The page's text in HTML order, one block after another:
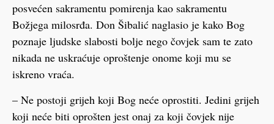
posvećen sakramentu pomirenja kao sakramentu
Božjega milosrđa. Don Šibalić naglasio je kako Bog
poznaje ljudske slabosti bolje nego čovjek sam te zato
nikada ne uskraćuje oproštenje onome koji mu se
iskreno vraća.
– Ne postoji grijeh koji Bog neće oprostiti. Jedini grijeh
koji neće biti oprošten jest onaj za koji čovjek nije